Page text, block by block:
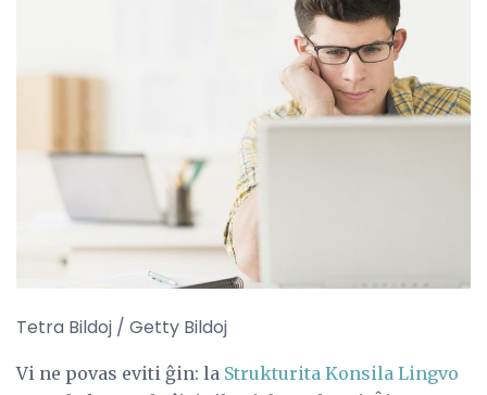
Tetra Bildoj / Getty Bildoj
Vi ne povas eviti ĝin: la Strukturita Konsila Lingvo